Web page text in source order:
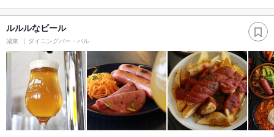
ルルルなビール
城東 ダイニングバー・バル